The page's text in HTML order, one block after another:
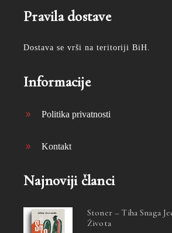
Pravila dostave
Dostava se vrši na teritoriji BiH.
Informacije
Politika privatnosti
Kontakt
Najnoviji članci
Stoner – Tiha Snaga
Života